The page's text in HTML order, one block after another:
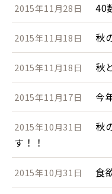
2015年11月28日 40
2015年11月18日 秋
2015年11月18日 秋
2015年11月17日 今
2015年10月31日
秋
す！！
2015年10月31日 食